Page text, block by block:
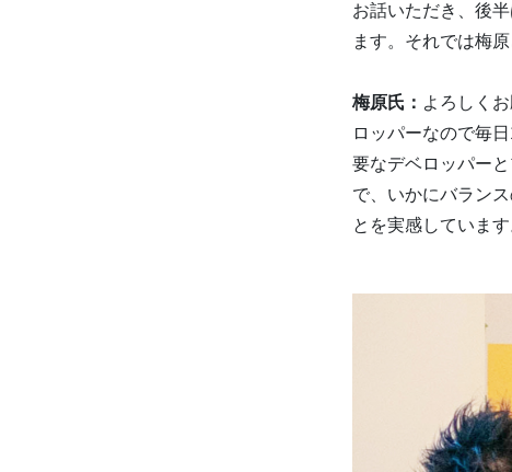
お話いただき、後
ます。それでは梅
梅原氏： よろしく
ロッパーなので毎
要なデベロッパー
で、いかにバラン
とを実感しています